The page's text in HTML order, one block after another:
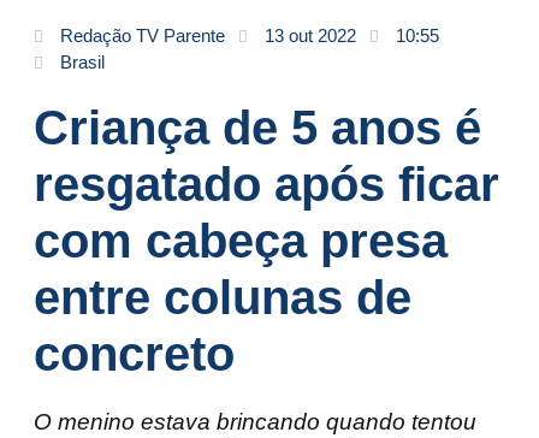
Redação TV Parente 13 out 2022
10:55
Brasil
Criança de 5 anos é
resgatado após ficar
com cabeça presa
entre colunas de
concreto
O menino estava brincando quando tentou